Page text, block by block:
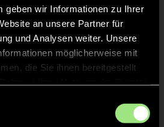
geben wir Informationen zu Ihrer
an unsere Partner für
und Analysen weiter. Unsere
möglicherweise mit
die Sie ihnen bereitgestellt